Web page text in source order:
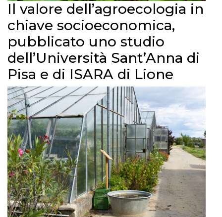
Il valore dell’agroecologia in
chiave socioeconomica,
pubblicato uno studio
dell’Università Sant’Anna di
Pisa e di ISARA di Lione